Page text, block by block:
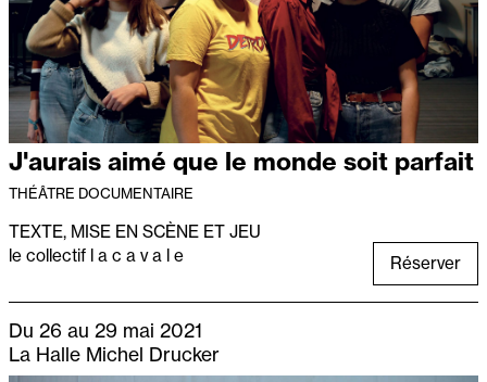
J'aurais aimé que le monde soit parfait
THÉÂTRE DOCUMENTAIRE
TEXTE, MISEEN SCÈNE ET JEU
le collectif l a c a v a l e
Réserver
Du 26 au 29 mai 2021
La Halle Michel Drucker